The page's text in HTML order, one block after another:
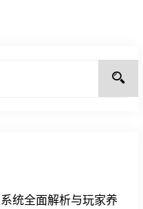
统全面解析与玩家养